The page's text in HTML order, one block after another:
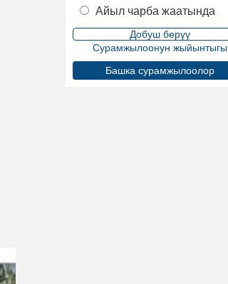
Айыл чарба жаатында
Сурамжылоонун жыйынтыгы
Башка сурамжылоолор